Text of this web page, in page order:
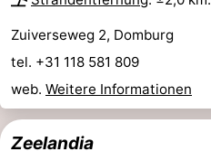
Zuiverseweg 2, Domburg
tel. +31 118 581 809
web. Weitere Informationen
Zeelandia